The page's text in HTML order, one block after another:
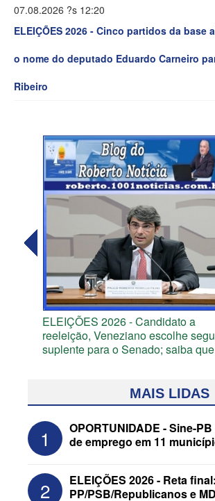
07.08.2026 ?s 12:20
ELEIÇÕES 2026 - Cinco partidos da base
o nome do deputado Eduardo Carneiro
Ribeiro
ELEIÇÕES 2026 - Candidato a
reeleição, Veneziano escolhe
suplente para o Senado; saiba
MAIS LIDAS
1
OPORTUNIDADE - Sine-
de emprego em 11
2
ELEIÇÕES 2026 - Reta final:
PP/PSB/Republicanos e